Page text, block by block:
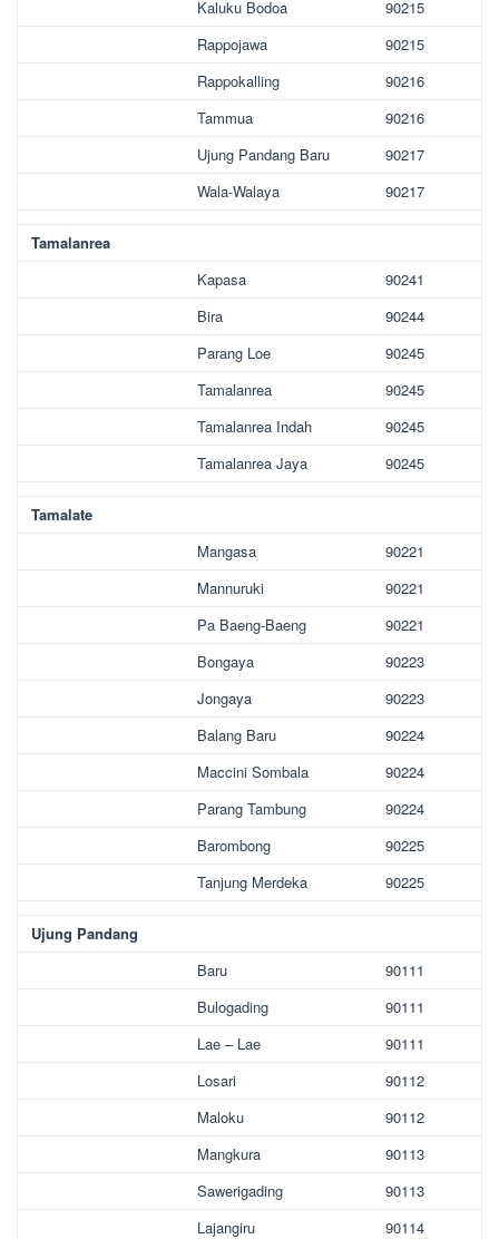
Kaluku Bodoa
90215
Rappojawa
90215
Rappokalling
90216
Tammua
90216
Ujung Pandang Baru
90217
Wala-Walaya
90217
Tamalanrea
Kapasa
90241
Bira
90244
Parang Loe
90245
Tamalanrea
90245
Tamalanrea Indah
90245
Tamalanrea Jaya
90245
Tamalate
Mangasa
90221
Mannuruki
90221
Pa Baeng-Baeng
90221
Bongaya
90223
Jongaya
90223
Balang Baru
90224
Maccini Sombala
90224
Parang Tambung
90224
Barombong
90225
Tanjung Merdeka
90225
Ujung Pandang
Baru
90111
Bulogading
90111
Lae – Lae
90111
Losari
90112
Maloku
90112
Mangkura
90113
Sawerigading
90113
Lajangiru
90114